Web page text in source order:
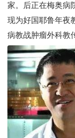
家。后正在梅奥病
现为好国耶鲁年夜
病教战肿瘤外科教